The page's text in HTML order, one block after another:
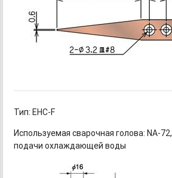
Тип: EHC-F
Используемая сварочнаяголова: NA-72,
подачи охлаждающей воды